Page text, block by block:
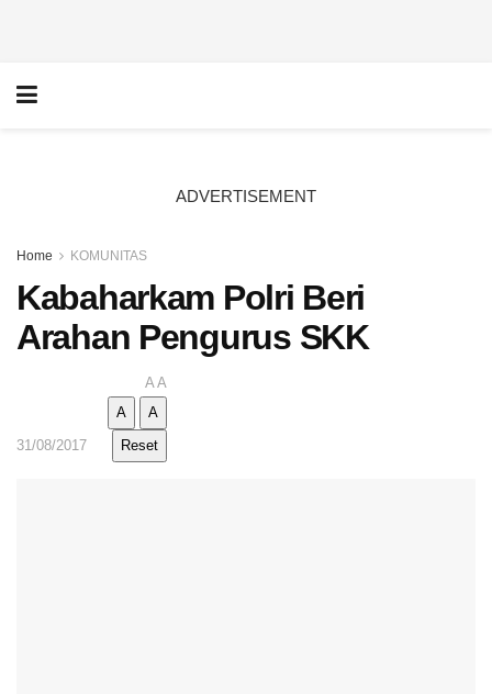
ADVERTISEMENT
Home KOMUNITAS
Kabaharkam Polri Beri
Arahan Pengurus SKK
31/08/2017
A A
A
A
Reset